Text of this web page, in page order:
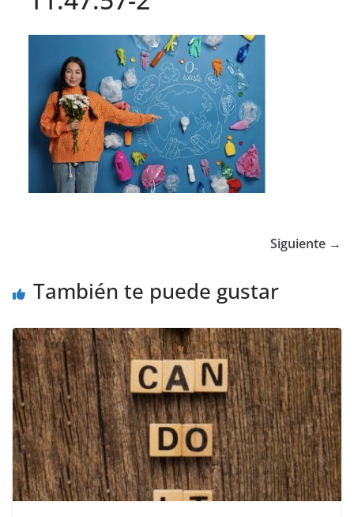
Siguiente →
También te puede gustar